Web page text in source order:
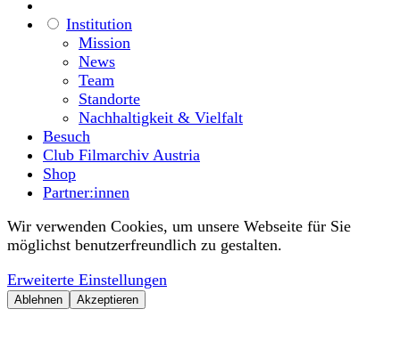
Institution
Mission
News
Team
Standorte
Nachhaltigkeit & Vielfalt
Besuch
Club Filmarchiv Austria
Shop
Partner:innen
Wir verwenden Cookies, um unsere Webseite für Sie
möglichst benutzerfreundlich zu gestalten.
Erweiterte Einstellungen
Ablehnen Akzeptieren